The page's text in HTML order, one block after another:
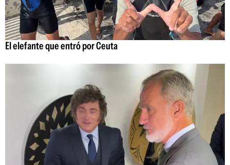
El elefante que entró por Ceuta